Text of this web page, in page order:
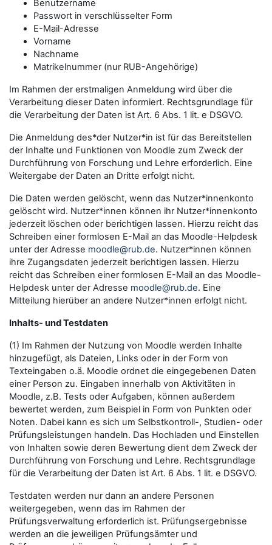
Benutzername
Passwort in verschlüsselter Form
E-Mail-Adresse
Vorname
Nachname
Matrikelnummer (nur RUB-Angehörige)
Im Rahmen der erstmaligen Anmeldung wird über die
Verarbeitung dieser Daten informiert. Rechtsgrundlage für
die Verarbeitung der Daten ist Art. 6 Abs. 1 lit. e DSGVO.
Die Anmeldung des*der Nutzer*in ist für das Bereitstellen
der Inhalte und Funktionen von Moodle zum Zweck der
Durchführung von Forschung und Lehre erforderlich. Eine
Weitergabe der Daten an Dritte erfolgt nicht.
Die Daten werden gelöscht, wenn das Nutzer*innenkonto
gelöscht wird. Nutzer*innen können ihr Nutzer*innenkonto
jederzeit löschen oder berichtigen lassen. Hierzu reicht das
Schreiben einer formlosen E-Mail an das Moodle-Helpdesk
unter der Adresse moodle@rub.de. Nutzer*innen können
ihre Zugangsdaten jederzeit berichtigen lassen. Hierzu
reicht das Schreiben einer formlosen E-Mail an das Moodle-
Helpdesk unter der Adresse moodle@rub.de. Eine
Mitteilung hierüber an andere Nutzer*innen erfolgt nicht.
Inhalts- und Testdaten
(1) Im Rahmen der Nutzung von Moodle werden Inhalte
hinzugefügt, als Dateien, Links oder in der Form von
Texteingaben o.ä. Moodle ordnet die eingegebenen Daten
einer Person zu. Eingaben innerhalb von Aktivitäten in
Moodle, z.B. Tests oder Aufgaben, können außerdem
bewertet werden, zum Beispiel in Form von Punkten oder
Noten. Dabei kann es sich um Selbstkontroll-, Studien- oder
Prüfungsleistungen handeln. Das Hochladen und Einstellen
von Inhalten sowie deren Bewertung dient dem Zweck der
Durchführung von Forschung und Lehre. Rechtsgrundlage
für die Verarbeitung der Daten ist Art. 6 Abs. 1 lit. e DSGVO.
Testdaten werden nur dann an andere Personen
weitergegeben, wenn das im Rahmen der
Prüfungsverwaltung erforderlich ist. Prüfungsergebnisse
werden an die jeweiligen Prüfungsämter und